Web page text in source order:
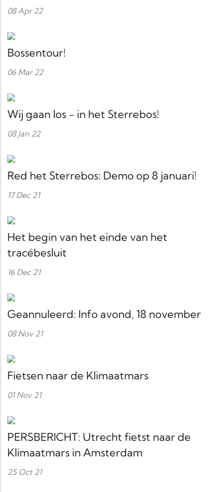
08 Apr 22
Bossentour!
06 Mar 22
Wij gaan los - in het Sterrebos!
08 Jan 22
Red het Sterrebos: Demo op 8 januari!
17 Dec 21
Het begin van het einde van het
tracébesluit
16 Dec 21
Geannuleerd: Info avond, 18 november
08 Nov 21
Fietsen naar de Klimaatmars
01 Nov 21
PERSBERICHT: Utrecht fietst naar de
Klimaatmars in Amsterdam
25 Oct 21